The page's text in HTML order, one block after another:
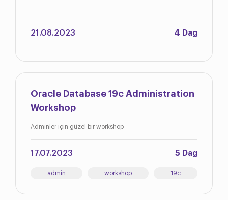
21.08.2023 4 Dag
Oracle Database 19c Administration
Workshop
Adminler için güzel bir workshop
17.07.2023 5 Dag
admin workshop 19c